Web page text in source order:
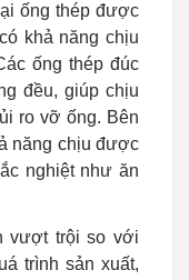
ống thép được
khả năng chịu
ống thép đúc
đều, giúp chịu
ro vỡ ống. Bên
năng chịu được
nghiệt như ăn
vượt trội so với
trình sản xuất,